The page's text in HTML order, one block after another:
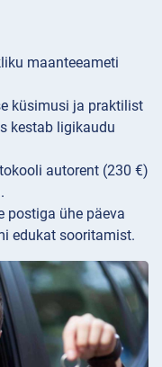
maanteeameti
küsimusi ja praktilist
kestab ligikaudu
autorent (230 €)
postiga ühe päeva
edukat sooritamist.